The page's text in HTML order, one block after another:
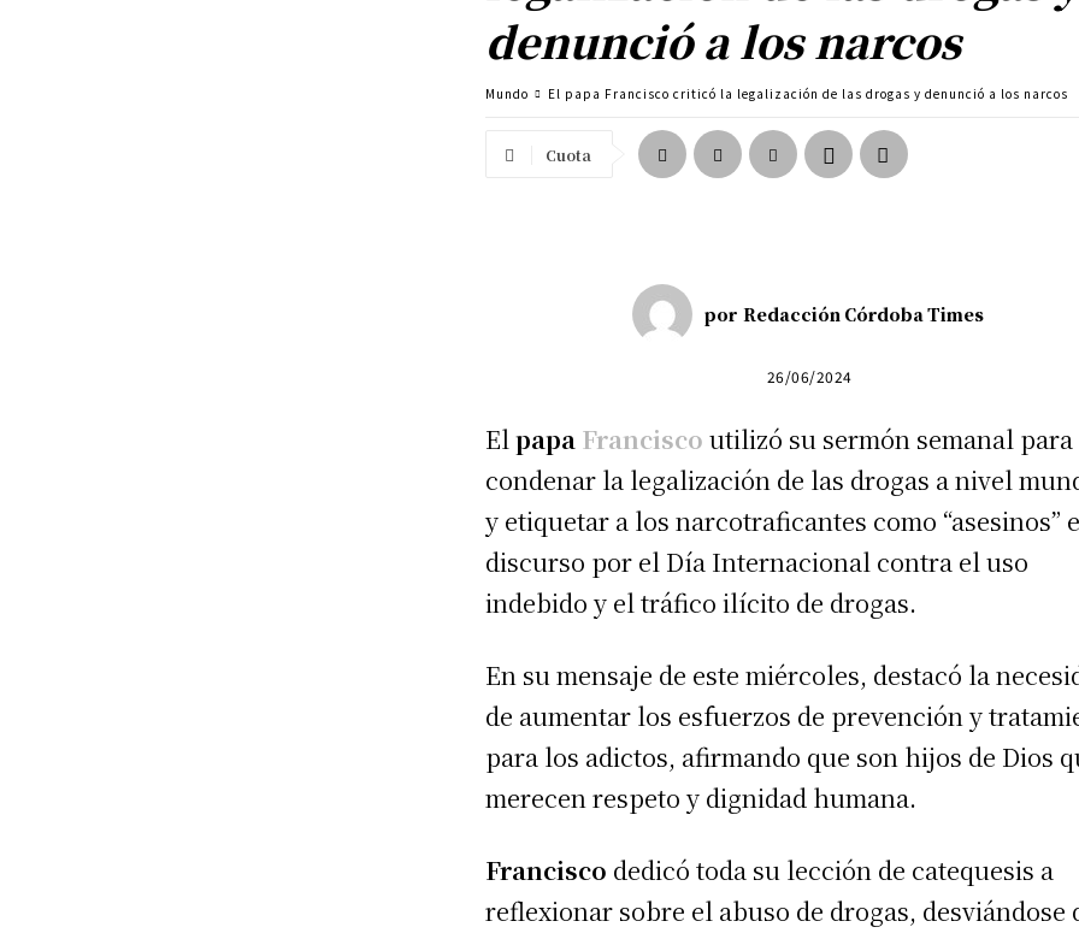
denunció a los narcos
Mundo El papa Francisco criticó la legalización de las drogas y denunció a los narcos
Cuota
por Redacción Córdoba Times
26/06/2024
Elpapa Francisco utilizó su sermón semanal para
condenar la legalización de las drogas a nivel
y etiquetar a los narcotraficantes como “asesinos”
discurso por el Día Internacional contra el uso
indebido y el tráfico ilícito de drogas.
En su mensaje de este miércoles, destacó la
de aumentar los esfuerzos de prevención y
para los adictos, afirmando que son hijos de Dios
merecen respeto y dignidad humana.
Francisco dedicó toda su lección de catequesis a
reflexionar sobre el abuso de drogas, desviándose